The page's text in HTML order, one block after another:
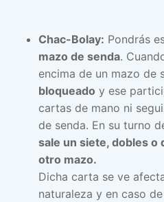
Chac-Bolay: Pondrás
mazo de senda.
encima de un mazo de
bloqueado y ese
cartas de mano ni
de senda. En su turno
sale un siete, dobles o
otro mazo.
Dicha carta se ve
naturaleza y en caso